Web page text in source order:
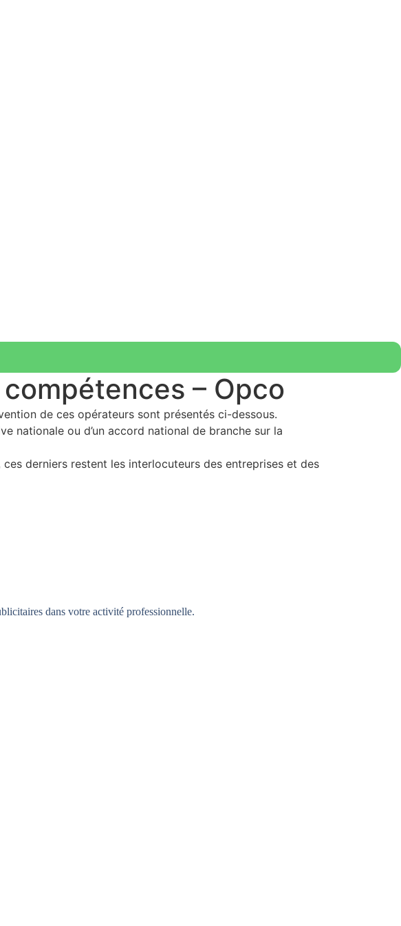
– Opco
de ces opérateurs sont présentés ci-dessous.
nationale ou d’un accord national de branche sur la
derniers restent les interlocuteurs des entreprises et des
dans votre activité professionnelle.